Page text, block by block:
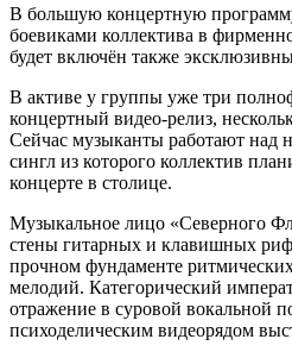
В большую концертную
боевиками коллектива в
будет включён также
В активе у группы уже три
концертный видео-релиз,
Сейчас музыканты работают над
сингл из которого коллектив
концерте в столице.
Музыкальное лицо «Северного
стены гитарных и клавишных
прочном фундаменте
мелодий. Категорический
отражение в суровой вокальной
психоделическим видеорядом